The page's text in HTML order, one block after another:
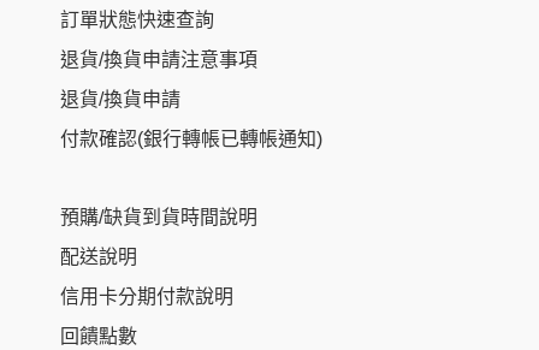
訂單狀態快速查詢
退貨/換貨申請注意事項
退貨/換貨申請
付款確認(銀行轉帳已轉帳通知)
預購/缺貨到貨時間說明
配送說明
信用卡分期付款說明
回饋點數